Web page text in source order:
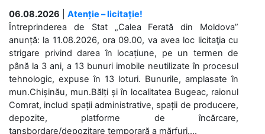
06.08.2026
Atenție – licitație!
Întreprinderea de Stat „Calea Ferată din Moldova”
anunță: la 11.08.2026, ora 09.00, va avea loc licitaţia cu
strigare privind darea în locațiune, pe un termen de
până la 3 ani, a 13 bunuri imobile neutilizate în procesul
tehnologic, expuse în 13 loturi. Bunurile, amplasate în
mun.Chișinău, mun.Bălți și în localitatea Bugeac, raionul
Comrat, includ spații administrative, spații de producere,
depozite, platforme de încărcare,
tansbordare/depozitare temporară a mărfuri....